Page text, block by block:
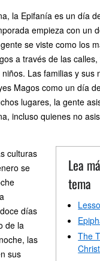
la Epifanía es un día
empieza con un
se viste como los
a través de las
Las familias y sus
Magos como un día
lugares, la gente
incluso quienes no
Lea
tema
The
culturas
se
días
de la
las
sus